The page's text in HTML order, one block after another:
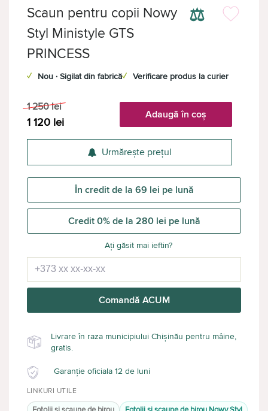
⚖
Scaun pentru copii Nowy
Styl Ministyle GTS
PRINCESS
✓ Nou · Sigilat din fabrică✓ Verificare produs la curier
1 250 lei
1 120 lei
Adaugă în coș
Urmărește prețul
În credit de la 69 lei pe lună
Credit 0% de la 280 lei pe lună
Ați găsit mai ieftin?
Comandă ACUM
Livrare în raza municipiului Chișinău pentru mâine,
gratis.
Garanție oficiala 12 de luni
LINKURI UTILE